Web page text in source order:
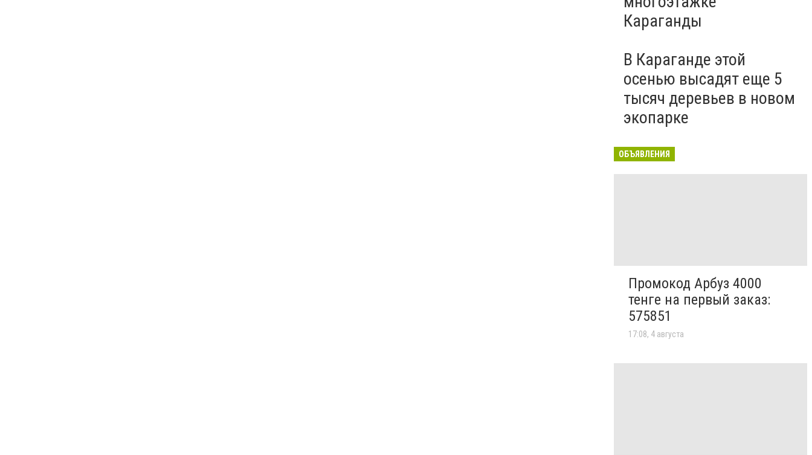
Караганды
В Караганде этой
осенью высадят еще 5
тысяч деревьев в новом
экопарке
ОБЪЯВЛЕНИЯ
Промокод Арбуз 4000
тенге на первый заказ:
575851
17:08, 4 августа